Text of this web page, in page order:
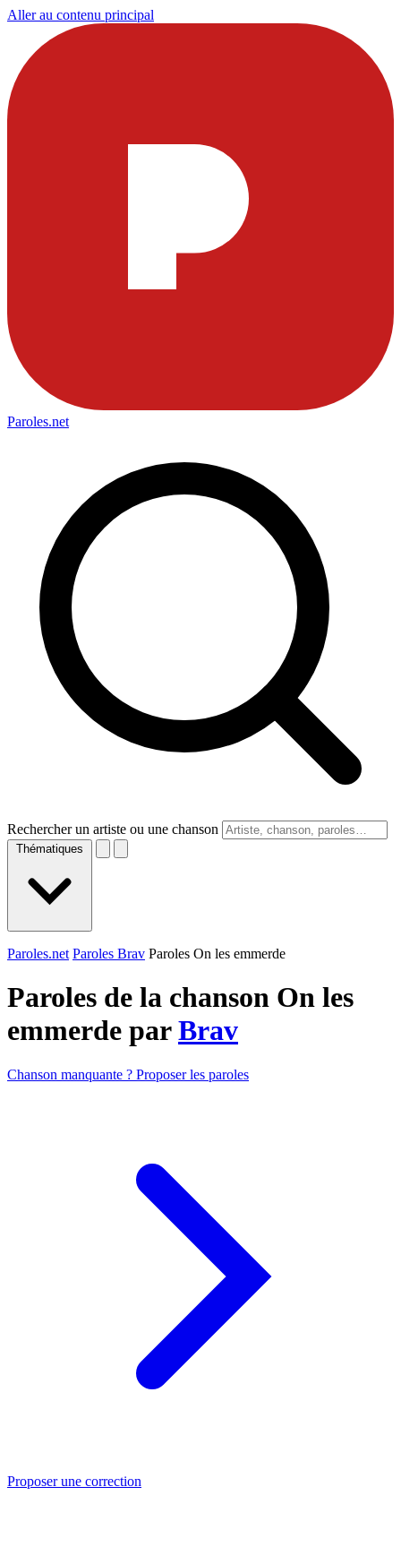
Aller au contenu principal
Paroles.net
Rechercher un artiste ou une chanson
Thématiques
Paroles.net Paroles Brav Paroles On les emmerde
Paroles de la chanson On les
emmerde parBrav
Chanson manquante ? Proposer les paroles
Proposer une correction